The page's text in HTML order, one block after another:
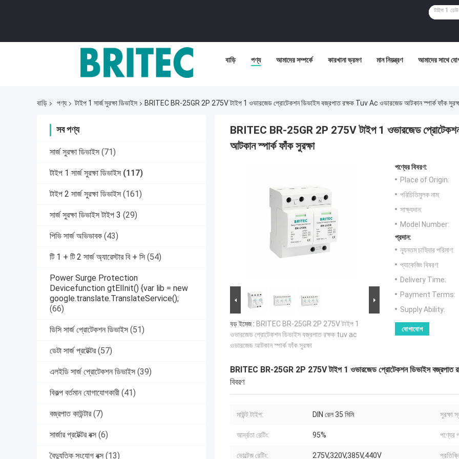
বাড়ি পণ্য আমাদের সম্পর্কে কারখানা ভ্রমণ মান নিয়ন্ত্রণ আমাদের সাথে
বাড়ি পণ্য টাইপ 1 সার্জ সুরক্ষা ডিভাইস BRITEC BR-25GR 2P 275V টাইপ 1 ওভারজেড প্রোটেকশন ডিভাইস বজ্রপাত রক্ষক Tuv Ac ওভারজেড আটকান স্পার্ক ফাঁক
সব পণ্য
সার্জ সুরক্ষা ডিভাইস (71)
টাইপ 1 সার্জ সুরক্ষা ডিভাইস (117)
টাইপ 2 সার্জ সুরক্ষা ডিভাইস (161)
সার্জ সুরক্ষা ডিভাইস টাইপ 3 (29)
পিভি সার্জ অভিভাবক (43)
টি 1 + টি 2 সার্জ অ্যারেস্টার বি + সি (54)
Power Surge Protection
Devicefunction gtElInit() {var lib = new
google.translate.TranslateService();
(66)
ডিসি সার্জ প্রোটেকশন ডিভাইস (51)
ডেটা সার্জ প্রটেক্টর (57)
এলইডি সার্জ প্রোটেকশন ডিভাইস (39)
বিকল্প বর্তমান যোগাযোগকারী (41)
বজ্রপাত কাউন্টার (7)
সার্জার প্রটেক্টর বক্স (6)
বৈদ্যুতিক সংযোগ বক্স (13)
BRITEC BR-25GR 2P 275V টাইপ 1 ওভারজেড
আটকান স্পার্ক ফাঁক সুরক্ষা
বড় ইমেজ : BRITEC BR-25GR 2P 275V টাইপ 1
ওভারজেড প্রোটেকশন ডিভাইস বজ্রপাত রক্ষক tuv ac
ওভারজেড আটকান স্পার্ক ফাঁক সুরক্ষা
পণ্যের বিবরণ:
Place of Origin:
পরিচিতিমুলক নাম:
সাক্ষ্যদান:
Model Number:
প্রদান:
ন্যূনতম চাহিদার পরিমাণ:
প্যাকেজিং বিবরণ:
Delivery Time:
Payment Terms:
Supply Ability:
যোগাযোগ
BRITEC BR-25GR 2P 275V টাইপ 1 ওভারজেড প্রোটেকশন ডিভাইস বজ্রপাত
বিবরণ
মাউন্ট টাইপ: DIN রেল 35 মিমি সুরক্ষা
আর্দ্রতা রেটিং: 95% পণ্যের
ভোল্টেজ রেটিং: 275V,320V,385V,440V